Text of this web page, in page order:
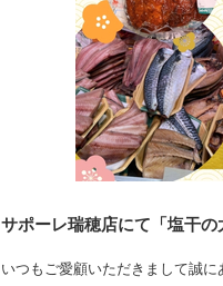
サポーレ瑞穂店にて「塩干の
いつもご愛顧いただきまして誠に